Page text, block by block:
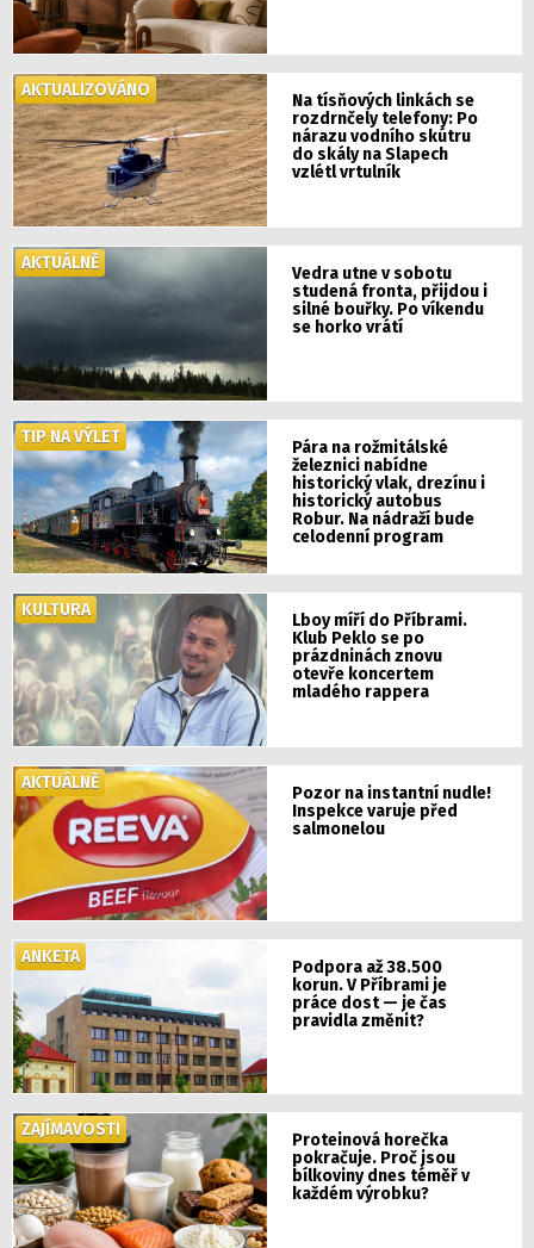
Na tísňových linkách se
rozdrnčely telefony: Po
nárazu vodního skútru
do skály na Slapech
vzlétl vrtulník
AKTUALIZOVÁNO
Vedra utne v sobotu
studená fronta, přijdou i
silné bouřky. Po víkendu
se horko vrátí
AKTUÁLNĚ
Pára na rožmitálské
železnici nabídne
historický vlak, drezínu i
historický autobus
Robur. Na nádraží bude
celodenní program
TIP NA VÝLET
Lboy míří do Příbrami.
Klub Peklo se po
prázdninách znovu
otevře koncertem
mladého rappera
KULTURA
Pozor na instantní nudle!
Inspekce varuje před
salmonelou
AKTUÁLNĚ
Podpora až 38.500
korun. V Příbrami je
práce dost — je čas
pravidla změnit?
ANKETA
Proteinová horečka
pokračuje. Proč jsou
bílkoviny dnes téměř v
každém výrobku?
ZAJÍMAVOSTI